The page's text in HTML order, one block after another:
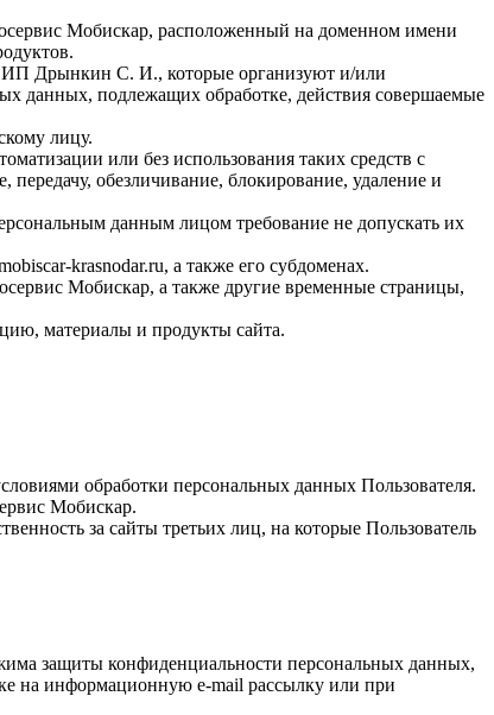
Мобискар, расположенный на доменном имени
ИП Дрынкин С. И., которые организуют и/или
данных, подлежащих обработке, действия совершаемые
лицу.
или без использования таких средств с
обезличивание, блокирование, удаление и
данным лицом требование не допускать их
krasnodar.ru, а также его субдоменах.
Мобискар, а также другие временные страницы,
материалы и продукты сайта.
обработки персональных данных Пользователя.
Мобискар.
за сайты третьих лиц, на которые Пользователь
защиты конфиденциальности персональных данных,
на информационную e-mail рассылку или при